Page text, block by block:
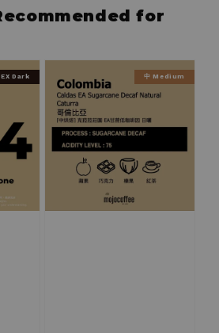
Recommended for
EX Dark 中 Medium